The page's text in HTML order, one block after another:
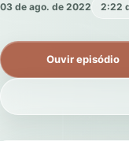
03 de ago. de 2022 2:22
Ouvir episódio